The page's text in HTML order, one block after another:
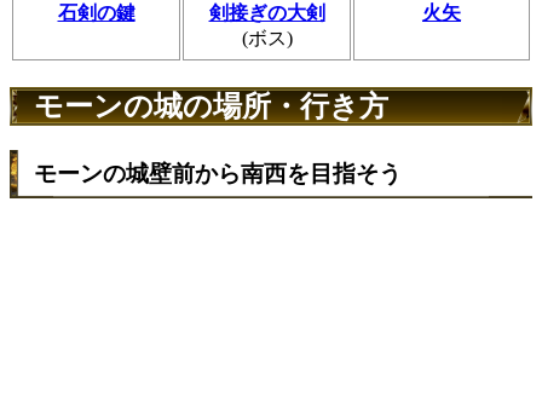
石剣の鍵
剣接ぎの大剣
(ボス)
火矢
モーンの城の場所・行き方
モーンの城壁前から南西を目指そう